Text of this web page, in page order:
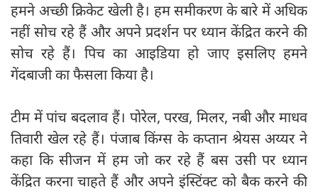
हमने अच्छी क्रिकेट खेली है। हम समीकरण के बारे में अधिक
नहीं सोच रहे हैं और अपने प्रदर्शन पर ध्यान केंद्रित करने की
सोच रहे हैं। पिच का आइडिया हो जाए इसलिए हमने
गेंदबाजी का फैसला किया है।
टीम में पांच बदलाव हैं। पोरेल, परख, मिलर, नबी और माधव
तिवारी खेल रहे हैं। पंजाब किंग्स के कप्तान श्रेयस अय्यर ने
कहा कि सीजन में हम जो कर रहे हैं बस उसी पर ध्यान
केंद्रित करना चाहते हैं और अपने इंस्टिंक्ट को बैक करने की